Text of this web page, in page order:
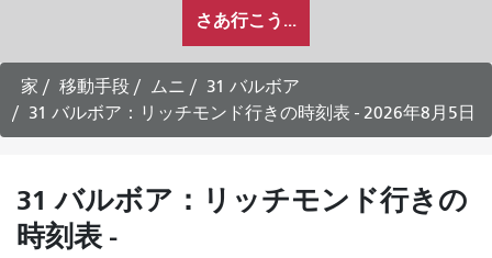
が
ど
の
よ
う
旅
し
さあ行こう...
家 移動手段 ムニ
31 バルボア
31 バルボア：リッチモンド行きの時刻表 - 2026年8月5日
31 バルボア：リッチモンド行きの
時刻表 -